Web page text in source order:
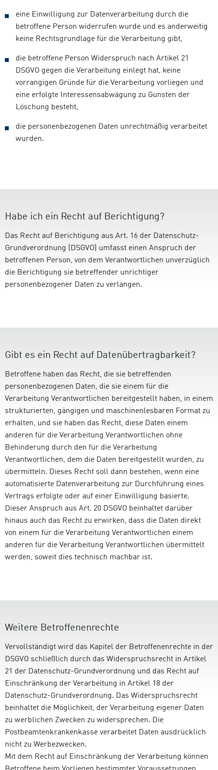
eine Einwilligung zur Datenverarbeitung durch die
betroffene Person widerrufen wurde und es anderweitig
keine Rechtsgrundlage für die Verarbeitung gibt,
die betroffene Person Widerspruch nach Artikel 21
DSGVO gegen die Verarbeitung einlegt hat, keine
vorrangigen Gründe für die Verarbeitung vorliegen und
eine erfolgte Interessensabwägung zu Gunsten der
Löschung besteht,
die personenbezogenen Daten unrechtmäßig verarbeitet
wurden.
Habe ich ein Recht auf Berichtigung?
Das Recht auf Berichtigung aus Art. 16 der Datenschutz-
Grundverordnung (DSGVO) umfasst einen Anspruch der
betroffenen Person, von dem Verantwortlichen unverzüglich
die Berichtigung sie betreffender unrichtiger
personenbezogener Daten zu verlangen.
Gibt es ein Recht auf Datenübertragbarkeit?
Betroffene haben das Recht, die sie betreffenden
personenbezogenen Daten, die sie einem für die
Verarbeitung Verantwortlichen bereitgestellt haben, in einem
strukturierten, gängigen und maschinenlesbaren Format zu
erhalten, und sie haben das Recht, diese Daten einem
anderen für die Verarbeitung Verantwortlichen ohne
Behinderung durch den für die Verarbeitung
Verantwortlichen, dem die Daten bereitgestellt wurden, zu
übermitteln. Dieses Recht soll dann bestehen, wenn eine
automatisierte Datenverarbeitung zur Durchführung eines
Vertrags erfolgte oder auf einer Einwilligung basierte.
Dieser Anspruch aus Art. 20 DSGVO beinhaltet darüber
hinaus auch das Recht zu erwirken, dass die Daten direkt
von einem für die Verarbeitung Verantwortlichen einem
anderen für die Verarbeitung Verantwortlichen übermittelt
werden, soweit dies technisch machbar ist.
Weitere Betroffenenrechte
Vervollständigt wird das Kapitel der Betroffenenrechte in der
DSGVO schließlich durch das Widerspruchsrecht in Artikel
21 der Datenschutz-Grundverordnung und das Recht auf
Einschränkung der Verarbeitung in Artikel 18 der
Datenschutz-Grundverordnung. Das Widerspruchsrecht
beinhaltet die Möglichkeit, der Verarbeitung eigener Daten
zu werblichen Zwecken zu widersprechen. Die
Postbeamtenkrankenkasse verarbeitet Daten ausdrücklich
nicht zu Werbezwecken.
Mit dem Recht auf Einschränkung der Verarbeitung können